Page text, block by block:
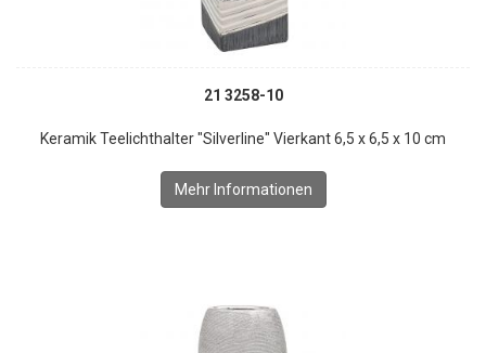
21 3258-10
Keramik Teelichthalter "Silverline" Vierkant 6,5 x 6,5 x 10 cm
Mehr Informationen